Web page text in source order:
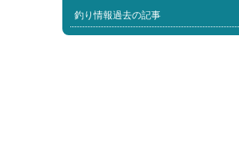
釣り情報過去の記事